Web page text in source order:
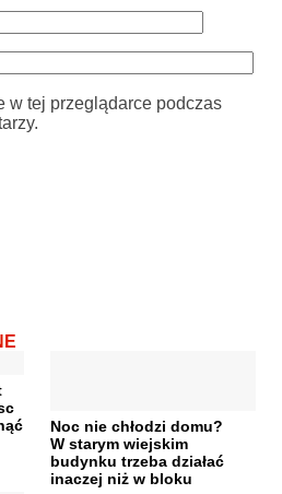
w tej przeglądarce podczas
Noc nie chłodzi domu?
W starym wiejskim
budynku trzeba działać
inaczej niż w bloku